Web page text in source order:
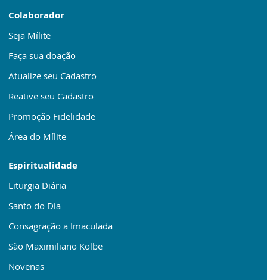
Colaborador
Seja Mílite
Faça sua doação
Atualize seu Cadastro
Reative seu Cadastro
Promoção Fidelidade
Área do Mílite
Espiritualidade
Liturgia Diária
Santo do Dia
Consagração a Imaculada
São Maximiliano Kolbe
Novenas